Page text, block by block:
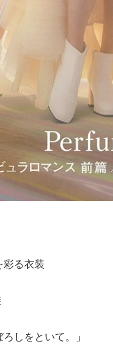
る衣装
しをといて。」